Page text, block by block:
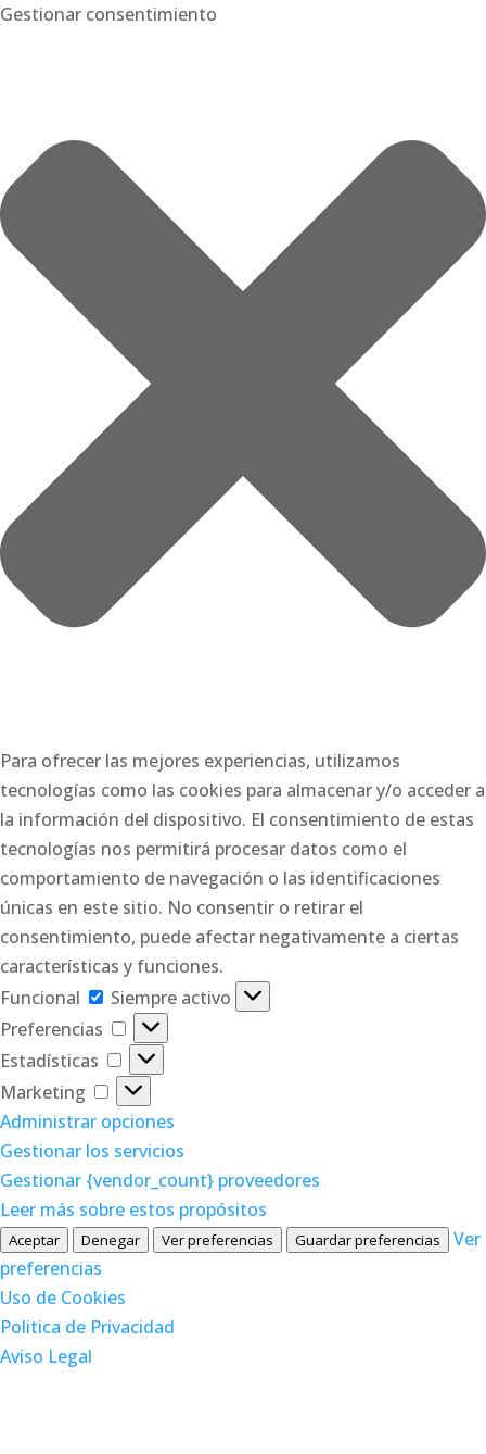
Gestionar consentimiento
Para ofrecer las mejores experiencias, utilizamos
tecnologías como las cookies para almacenar y/o acceder a
la información del dispositivo. El consentimiento de estas
tecnologías nos permitirá procesar datos como el
comportamiento de navegación o las identificaciones
únicas en este sitio. No consentir o retirar el
consentimiento, puede afectar negativamente a ciertas
características y funciones.
Funcional
Funcional
Siempre activo
Preferencias
Preferencias
Estadísticas
Estadísticas
Marketing
Marketing
Administrar opciones
Gestionar los servicios
Gestionar {vendor_count} proveedores
Leer más sobre estos propósitos
Aceptar Denegar Ver preferencias Guardar preferencias
Ver
preferencias
Uso de Cookies
Politica de Privacidad
Aviso Legal